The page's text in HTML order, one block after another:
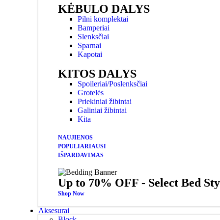
KĖBULO DALYS
Pilni komplektai
Bamperiai
Slenksčiai
Sparnai
Kapotai
KITOS DALYS
Spoileriai/Poslenksčiai
Grotelės
Priekiniai žibintai
Galiniai žibintai
Kita
NAUJIENOS
POPULIARIAUSI
IŠPARDAVIMAS
Up to 70% OFF - Select Bed
Shop Now
Aksesurai